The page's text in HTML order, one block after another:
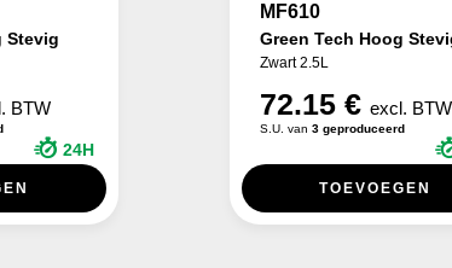
Stevig
BTW
24H
MF610
Green Tech Hoog
Zwart 2.5L
72.15 €excl. BTW
S.U. van3 geproduceerd
TOEVOEGEN